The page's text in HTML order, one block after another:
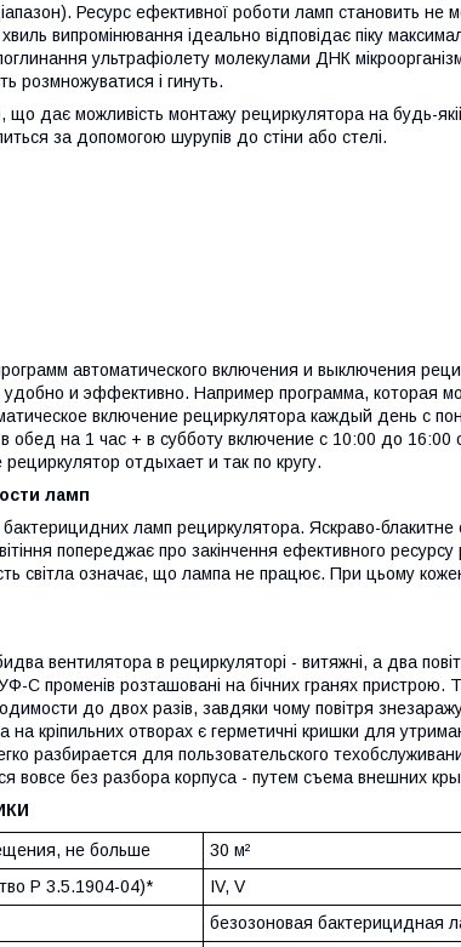
Ресурс ефективної роботи ламп становить не
випромінювання ідеально відповідає піку
ультрафіолету молекулами ДНК
розмножуватися і гинуть.
дає можливість монтажу рециркулятора на будь-якій
за допомогою шурупів до стіни або стелі.
автоматического включения и выключения
и эффективно. Например программа, которая
включение рециркулятора каждый день с
обед на 1 час + в субботу включение с 10:00 до 16:00
отдыхает и так по кругу.
ламп
ламп рециркулятора. Яскраво-блакитне
попереджає про закінчення ефективного
світла означає, що лампа не працює. При цьому
вентилятора в рециркуляторі - витяжні, а два
С променів розташовані на бічних гранях пристрою.
до двох разів, завдяки чому повітря
на кріпильних отворах є герметичні кришки для
разбирается для пользовательского
вовсе без разбора корпуса - путем съема внешних
не больше
30 м²
Р 3.5.1904-04)*
IV, V
безозоновая бактерицидная